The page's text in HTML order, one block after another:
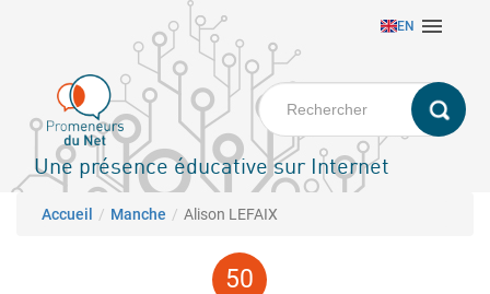
principal
EN 
Une présence éducative sur Internet
Fil d'Ariane
Accueil Manche Alison LEFAIX